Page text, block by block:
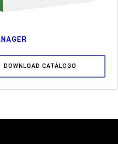
DOWNLOAD CATÁLOGO